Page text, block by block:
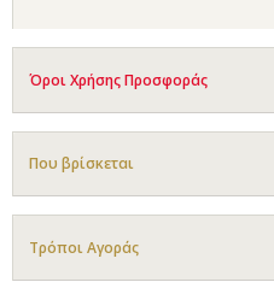
Όροι Χρήσης Προσφοράς
Που βρίσκεται
Τρόποι Αγοράς